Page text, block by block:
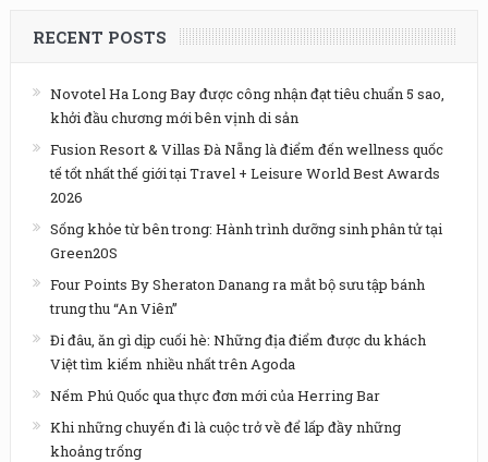
RECENT POSTS
Novotel Ha Long Bay được công nhận đạt tiêu chuẩn 5 sao,
khởi đầu chương mới bên vịnh di sản
Fusion Resort & Villas Đà Nẵng là điểm đến wellness quốc
tế tốt nhất thế giới tại Travel + Leisure World Best Awards
2026
Sống khỏe từ bên trong: Hành trình dưỡng sinh phân tử tại
Green20S
Four Points By Sheraton Danang ra mắt bộ sưu tập bánh
trung thu “An Viên”
Đi đâu, ăn gì dịp cuối hè: Những địa điểm được du khách
Việt tìm kiếm nhiều nhất trên Agoda
Nếm Phú Quốc qua thực đơn mới của Herring Bar
Khi những chuyến đi là cuộc trở về để lấp đầy những
khoảng trống